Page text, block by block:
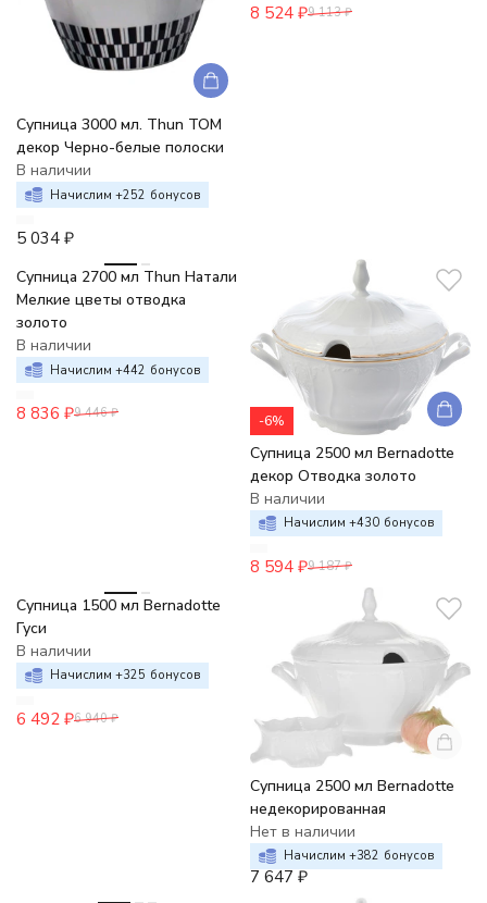
Супница 3000 мл. Thun TOM
декор Черно-белые полоски
В наличии
Начислим +252 бонусов
5 034 ₽
8 524 ₽9 113 ₽
-6%
Супница 2700 мл Thun Натали
Мелкие цветы отводка
золото
В наличии
Начислим +442 бонусов
8 836 ₽9 446 ₽ -6%
Супница 2500 мл Bernadotte
декор Отводка золото
В наличии
Начислим +430 бонусов
8 594 ₽9 187 ₽
Супница 1500 мл Bernadotte
Гуси
В наличии
Начислим +325 бонусов
6 492 ₽6 940 ₽
Супница 2500 мл Bernadotte
недекорированная
Нет в наличии
Начислим +382 бонусов
7 647 ₽